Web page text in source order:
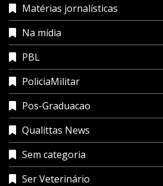
Matérias jornalísticas
Na mídia
PBL
PoliciaMilitar
Pos-Graduacao
Qualittas News
Sem categoria
Ser Veterinário